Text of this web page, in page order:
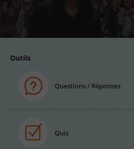
Outils
Questions / Réponses
Quiz